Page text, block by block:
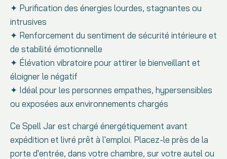
✦ Purification des énergies lourdes, stagnantes ou
intrusives
✦ Renforcement du sentiment de sécurité intérieure et
de stabilité émotionnelle
✦ Élévation vibratoire pour attirer le bienveillant et
éloigner le négatif
✦ Idéal pour les personnes empathes, hypersensibles
ou exposées aux environnements chargés
Ce Spell Jar est chargé énergétiquement avant
expédition et livré prêt à l'emploi. Placez-le près de la
porte d'entrée, dans votre chambre, sur votre autel ou